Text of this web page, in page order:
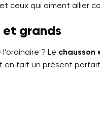
ceux qui aiment allier
grands
? Le chausson
fait un présent